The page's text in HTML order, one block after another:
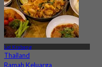
Lat Krabang
Thailand
Ramah Keluarga